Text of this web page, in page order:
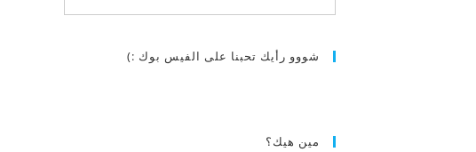
شووو رأيك تحبنا على الفيس بوك :)
مين هيك؟